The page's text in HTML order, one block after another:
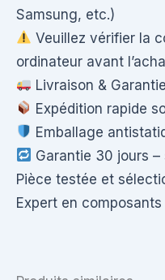
Samsung, etc.)
Veuillez vérifier la
ordinateur avant
Livraison &
Expédition rapide
Emballage
Garantie 30 jours
Pièce testée et
Expert en